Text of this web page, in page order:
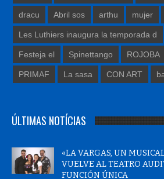
dracu Abril sos arthu mujer
Les Luthiers inaugura la temporada d
Festeja el Spinettango ROJOBA
PRIMAF La sasa CON ART
ÚLTIMAS NOTÍCIAS
«LA VARGAS, UN
VUELVE AL TEATRO
FUNCIÓN ÚNICA